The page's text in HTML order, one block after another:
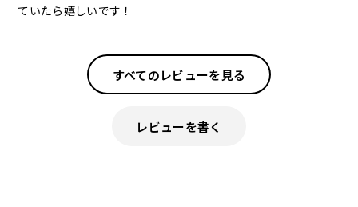
ていたら嬉しいです！
すべてのレビューを見る
レビューを書く